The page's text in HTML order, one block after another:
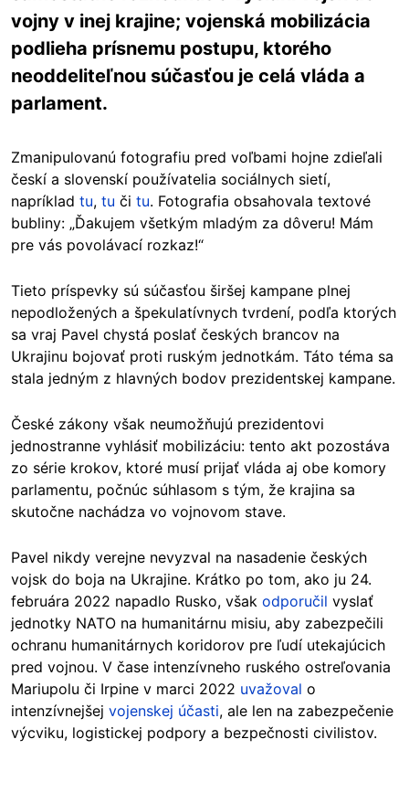
vojny v inej krajine; vojenská mobilizácia
podlieha prísnemu postupu, ktorého
neoddeliteľnou súčasťou je celá vláda a
parlament.
Zmanipulovanú fotografiu pred voľbami hojne zdieľali
českí a slovenskí používatelia sociálnych sietí,
napríklad tu, tu či tu. Fotografia obsahovala textové
bubliny: „Ďakujem všetkým mladým za dôveru! Mám
pre vás povolávací rozkaz!“
Tieto príspevky sú súčasťou širšej kampane plnej
nepodložených a špekulatívnych tvrdení, podľa ktorých
sa vraj Pavel chystá poslať českých brancov na
Ukrajinu bojovať proti ruským jednotkám. Táto téma sa
stala jedným z hlavných bodov prezidentskej kampane.
České zákony však neumožňujú prezidentovi
jednostranne vyhlásiť mobilizáciu: tento akt pozostáva
zo série krokov, ktoré musí prijať vláda aj obe komory
parlamentu, počnúc súhlasom s tým, že krajina sa
skutočne nachádza vo vojnovom stave.
Pavel nikdy verejne nevyzval na nasadenie českých
vojsk do boja na Ukrajine. Krátko po tom, ako ju 24.
februára 2022 napadlo Rusko, však odporučil vyslať
jednotky NATO na humanitárnu misiu, aby zabezpečili
ochranu humanitárnych koridorov pre ľudí utekajúcich
pred vojnou. V čase intenzívneho ruského ostreľovania
Mariupolu či Irpine v marci 2022 uvažoval o
intenzívnejšej vojenskej účasti, ale len na zabezpečenie
výcviku, logistickej podpory a bezpečnosti civilistov.